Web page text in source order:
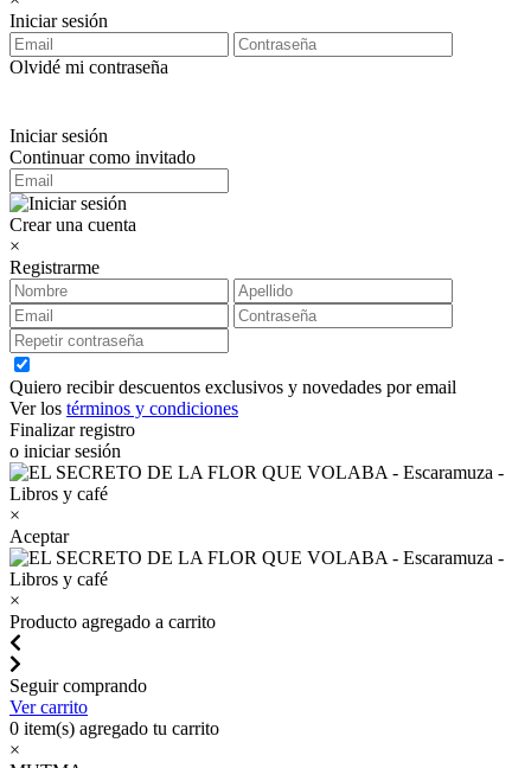
Iniciar sesión
Olvidé mi contraseña
Iniciar sesión
Continuar como invitado
Crear una cuenta
×
Registrarme
Quiero recibir descuentos exclusivos y novedades por email
Ver los términos y condiciones
Finalizar registro
o iniciar sesión
×
Aceptar
×
Producto agregado a carrito
Seguir comprando
Ver carrito
0 item(s) agregado tu carrito
×